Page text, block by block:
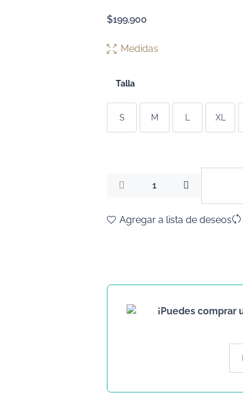
$199,900
Medidas
Talla
S M L XL
Agregar a lista de deseos
¡Puedes comprar